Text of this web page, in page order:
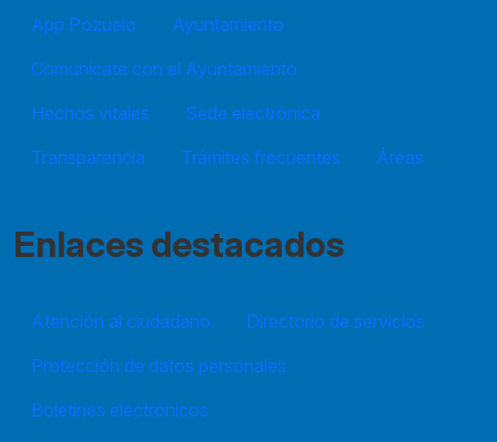
App Pozuelo
Ayuntamiento
Comunícate con el Ayuntamiento
Hechos vitales
Sede electrónica
Transparencia
Trámites frecuentes Áreas
Enlaces destacados
Atención al ciudadano
Directorio de servicios
Protección de datos personales
Boletines electrónicos